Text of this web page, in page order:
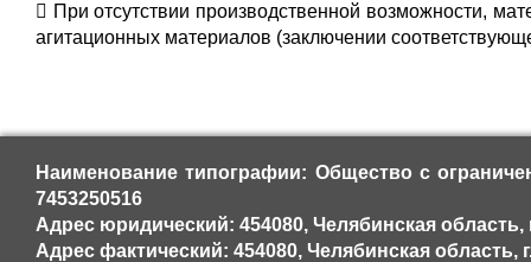
 При отсутствии производственной возможности,
агитационных материалов (заключении
Наименование типографии: Общество с
7453250516
Адрес юридический: 454080, Челябинская
Адрес фактический: 454080, Челябинская область,